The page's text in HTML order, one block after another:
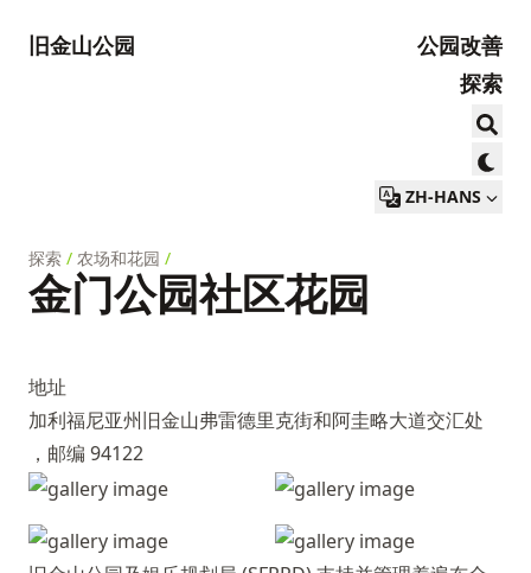
旧金山公园
公园改善
探索
ZH-HANS
探索 / 农场和花园 /
金门公园社区花园
地址
加利福尼亚州旧金山弗雷德里克街和阿圭略大道交汇处
，邮编 94122